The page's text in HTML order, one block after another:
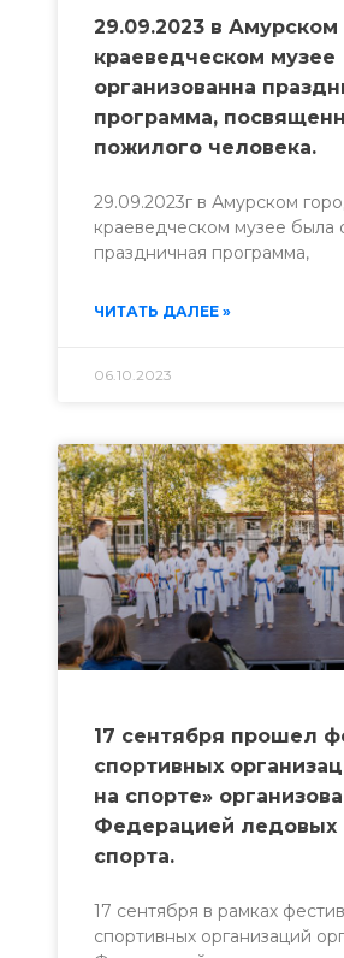
29.09.2023 в
краеведческом музее
организованна
программа,
пожилого человека.
29.09.2023г в Амурском
краеведческом музее была
праздничная программа,
ЧИТАТЬ ДАЛЕЕ »
06.10.2023
17 сентября прошел
спортивных
на спорте»
Федерацией ледовых
спорта.
17 сентября в рамках
спортивных организаций